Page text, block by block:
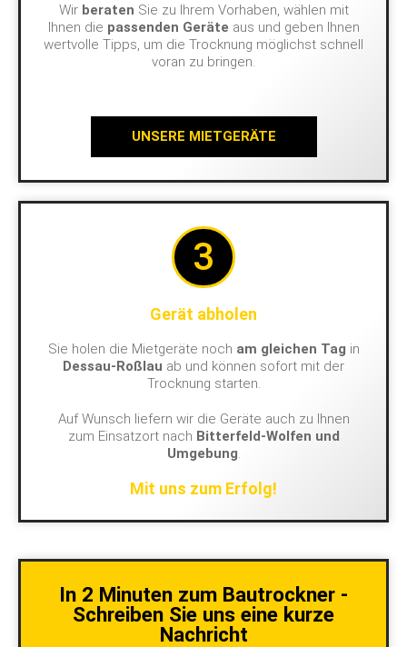
Wir beraten Sie zu Ihrem Vorhaben, wählen mit
Ihnen die passenden Geräte aus und geben Ihnen
wertvolle Tipps, um die Trocknung möglichst schnell
voran zu bringen.
UNSERE MIETGERÄTE
3
Gerät abholen
Sie holen die Mietgeräte noch am gleichen Tag in
Dessau-Roßlau ab und können sofort mit der
Trocknung starten.
Auf Wunsch liefern wir die Geräte auch zu Ihnen
zum Einsatzort nach Bitterfeld-Wolfen und
Umgebung.
Mit uns zum Erfolg!
In 2 Minuten zum Bautrockner -
Schreiben Sie uns eine kurze
Nachricht